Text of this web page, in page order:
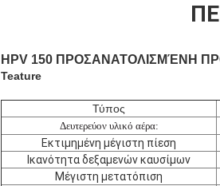
HPV 150 ΠΡΟΣΑΝΑΤΟΛΙΣΜΈΝΗ
Teature
Τύπος
Δευτερεύον υλικό αέρα:
Εκτιμημένη μέγιστη πίεση
Ικανότητα δεξαμενών καυσίμων
Μέγιστη μετατόπιση